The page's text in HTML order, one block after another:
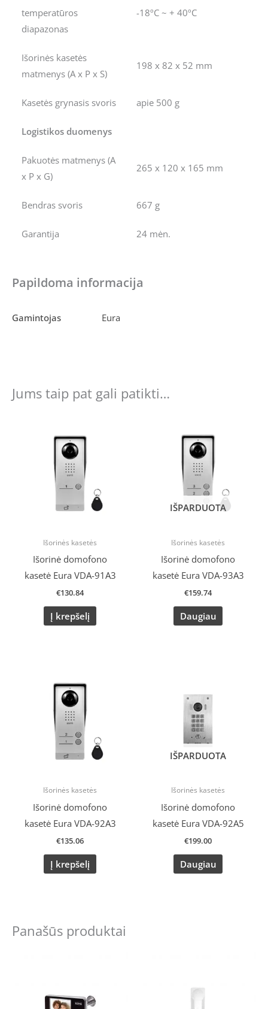
temperatūros
diapazonas
-18ºC ~ + 40ºC
Išorinės kasetės
matmenys (A x P x S)
198 x 82 x 52 mm
Kasetės grynasis svoris apie 500 g
Logistikos duomenys
Pakuotės matmenys (A
x P x G)
265 x 120 x 165 mm
Bendras svoris 667 g
Garantija 24 mėn.
Papildoma informacija
Gamintojas Eura
Jums taip pat gali patikti…
Išorinės kasetės
Išorinė domofono
kasetė Eura VDA-91A3
€130.84
Į krepšelį
IŠPARDUOTA
Išorinės kasetės
Išorinė domofono
kasetė Eura VDA-93A3
€159.74
Daugiau
Išorinės kasetės
Išorinė domofono
kasetė Eura VDA-92A3
€135.06
Į krepšelį
IŠPARDUOTA
Išorinės kasetės
Išorinė domofono
kasetė Eura VDA-92A5
€199.00
Daugiau
Panašūs produktai